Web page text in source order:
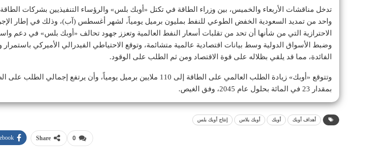
تدخل مناقشات الأربعاء والخميس، بين وزراء الطاقة في تكتل «أوبك بلس» والرؤساء التنفيذيين بشركات
واحد من تمديد السعودية الخفض الطوعي للنفط بمليون برميل يومياً، لشهر أغسطس (آب)، وذلك في إطار
الاحترازية التي من شأنها أن تحد من تقلبات أسعار النفط العالمية وتعزز جهود تحالف «أوبك بلس» في دعم
وضبط الأسواق الدولية وسط بيانات اقتصادية عالمية متشائمة، وتوقع الاحتياطي الفيدرالي الأميركي باستمرار
الفائدة، مما قد يلقي بظلاله على قوة الاقتصاد ومن ثم الطلب على الوقود.
وتتوقع «أوبك» زيادة الطلب العالمي على الطاقة إلى 110 ملايين برميل يومياً، وأن يرتفع إجمالي الطلب
بمقدار 23 في المائة بحلول عام 2045، وفق الغيص.
أهداف أوبك أوبك أوبك بلاس إنتاج أوبك بلس
0
Share